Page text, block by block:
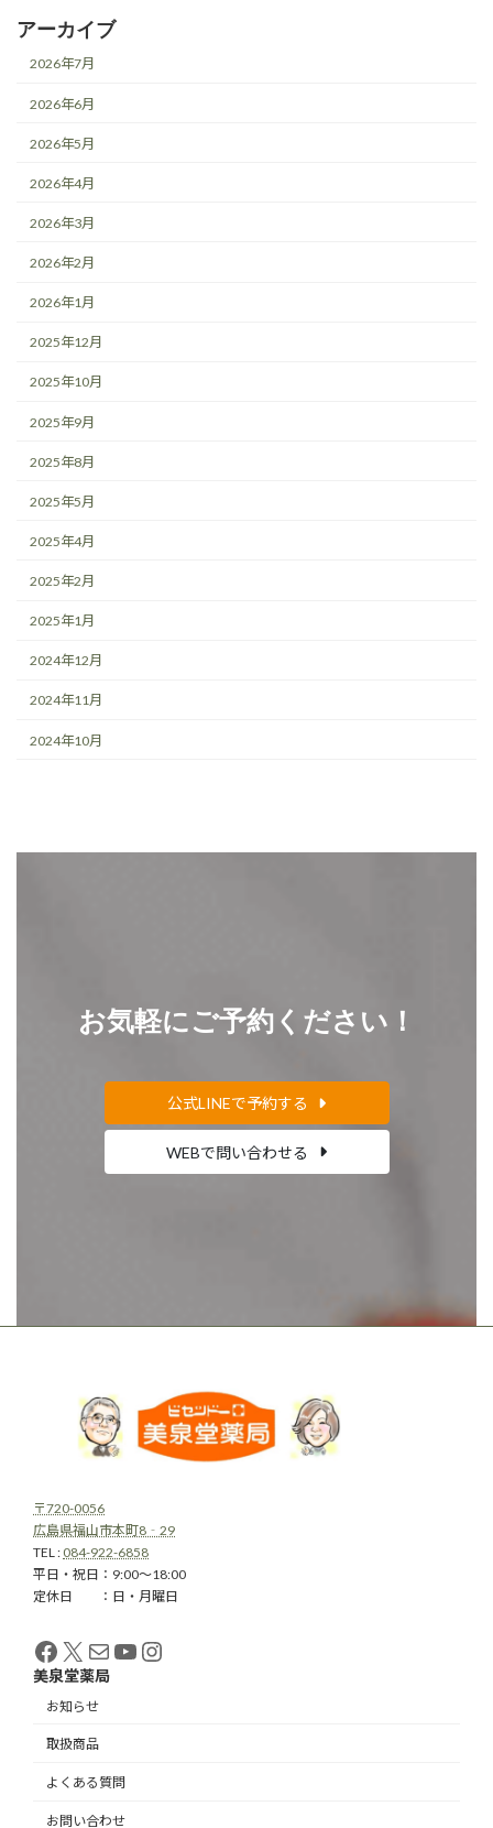
アーカイブ
2026年7月
2026年6月
2026年5月
2026年4月
2026年3月
2026年2月
2026年1月
2025年12月
2025年10月
2025年9月
2025年8月
2025年5月
2025年4月
2025年2月
2025年1月
2024年12月
2024年11月
2024年10月
お気軽にご予約ください！
公式LINEで予約する
WEBで問い合わせる
〒720-0056
広島県福山市本町8‐29
TEL : 084-922-6858
平日・祝日：9:00～18:00
定休日 ：日・月曜日
Facebook
X メールYouTube
Instagram
美泉堂薬局
お知らせ
取扱商品
よくある質問
お問い合わせ